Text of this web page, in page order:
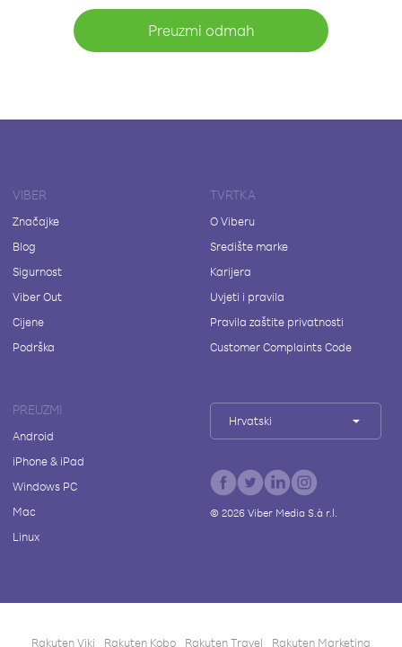
Preuzmi odmah
VIBER
Značajke
Blog
Sigurnost
Viber Out
Cijene
Podrška
TVRTKA
O Viberu
Središte marke
Karijera
Uvjeti i pravila
Pravila zaštite privatnosti
Customer Complaints Code
PREUZMI
Android
iPhone & iPad
Windows PC
Mac
Linux
Hrvatski
© 2026Viber Media S.à r.l.
Rakuten Viki Rakuten Kobo Rakuten Travel Rakuten Marketing